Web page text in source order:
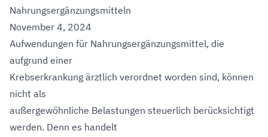
Nahrungsergänzungsmitteln
November 4, 2024
Aufwendungen für Nahrungsergänzungsmittel, die
aufgrund einer
Krebserkrankung ärztlich verordnet worden sind, können
nicht als
außergewöhnliche Belastungen steuerlich berücksichtigt
werden. Denn es handelt